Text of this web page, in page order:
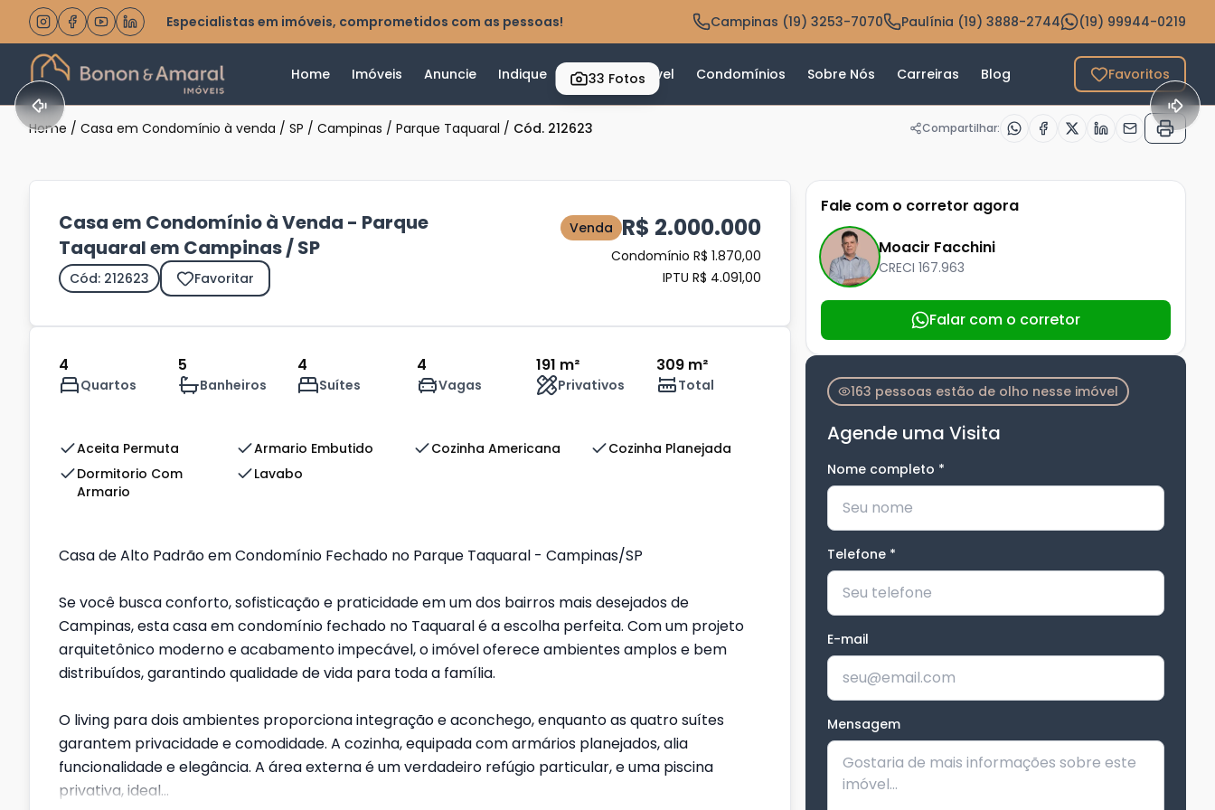
Especialistas em imóveis, comprometidos com as pessoas! Campinas (19) 3253-7070 Paulínia (19) 3888-2744 (19) 99944-0219
Home Imóveis Anuncie Indique Valor do Imóvel Condomínios Sobre Nós Carreiras Blog Favoritos
33 Fotos
Home / Casa em Condomínio à venda / SP / Campinas / Parque Taquaral / Cód. 212623 Compartilhar:
Casa em Condomínio à Venda - Parque
Taquaral em Campinas / SP
Cód: 212623 Favoritar
Venda R$ 2.000.000
Condomínio R$ 1.870,00
IPTU R$ 4.091,00
4
Quartos
5
Banheiros
4
Suítes
4
Vagas
191 m²
Privativos
309 m²
Total
Aceita Permuta Armario Embutido Cozinha Americana
Cozinha Planejada
Dormitorio Com
Armario
Lavabo
Casa de Alto Padrão em Condomínio Fechado no Parque Taquaral - Campinas/SP
Se você busca conforto, sofisticação e praticidade em um dos bairros mais desejados de
Campinas, esta casa em condomínio fechado no Taquaral é a escolha perfeita. Com um projeto
arquitetônico moderno e acabamento impecável, o imóvel oferece ambientes amplos e bem
distribuídos, garantindo qualidade de vida para toda a família.
O living para dois ambientes proporciona integração e aconchego, enquanto as quatro suítes
garantem privacidade e comodidade. A cozinha, equipada com armários planejados, alia
funcionalidade e elegância. A área externa é um verdadeiro refúgio particular, e uma piscina
privativa, ideal...
Fale com o corretor agora
Moacir Facchini
CRECI 167.963
Falar com o corretor
163 pessoas estão de olho nesse imóvel
Agende uma Visita
Nome completo *
Telefone *
E-mail
Mensagem